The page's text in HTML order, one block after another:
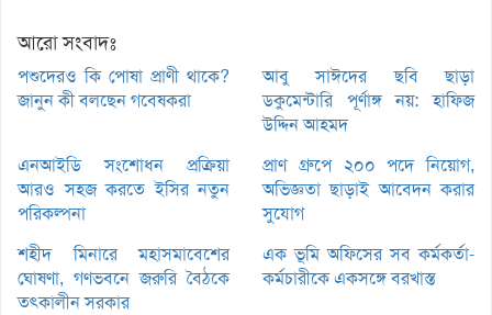
আরো সংবাদঃ
পশুদেরও কি পোষা প্রাণী থাকে?
জানুন কী বলছেন গবেষকরা
আবু সাঈদের ছবি ছাড়া
ডকুমেন্টারি পূর্ণাঙ্গ নয়: হাফিজ
উদ্দিন আহমদ
এনআইডি সংশোধন প্রক্রিয়া
আরও সহজ করতে ইসির নতুন
পরিকল্পনা
প্রাণ গ্রুপে ২০০ পদে নিয়োগ,
অভিজ্ঞতা ছাড়াই আবেদন করার
সুযোগ
শহীদ মিনারে মহাসমাবেশের
ঘোষণা, গণভবনে জরুরি বৈঠকে
তৎকালীন সরকার
এক ভূমি অফিসের সব কর্মকর্তা-
কর্মচারীকে একসঙ্গে বরখাস্ত